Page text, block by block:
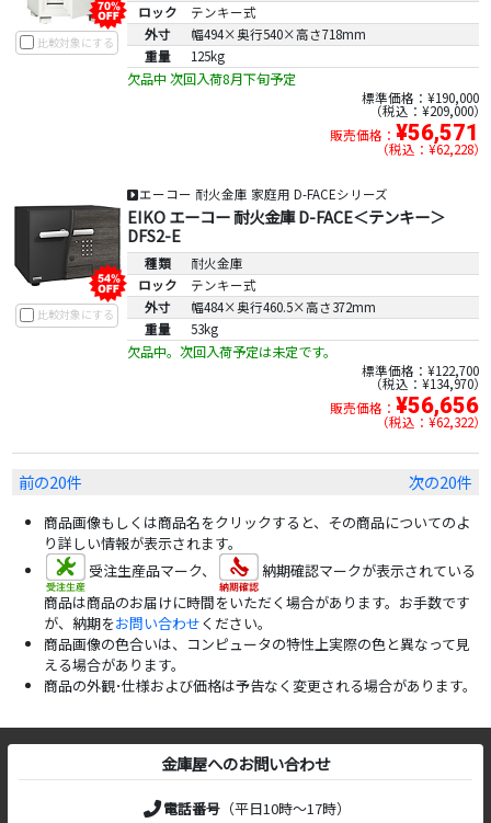
比較対象にする
ロック
テンキー式
外寸
幅494×奥行540×高さ718mm
重量
125kg
欠品中 次回入荷8月下旬予定
標準価格：¥190,000
税込：¥209,000
販売価格： ¥56,571
税込：¥62,228
比較対象にする
エーコー 耐火金庫 家庭用 D-FACEシリーズ
EIKO エーコー 耐火金庫 D-FACE＜テンキー＞
DFS2-E
種類
耐火金庫
ロック
テンキー式
外寸
幅484×奥行460.5×高さ372mm
重量
53kg
欠品中。次回入荷予定は未定です。
標準価格：¥122,700
税込：¥134,970
販売価格： ¥56,656
税込：¥62,322
前の20件 次の20件
商品画像もしくは商品名をクリックすると、その商品についてのよ
り詳しい情報が表示されます。
受注生産品マーク、
納期確認マークが表示されている
商品は商品のお届けに時間をいただく場合があります。お手数です
が、納期をお問い合わせください。
商品画像の色合いは、コンピュータの特性上実際の色と異なって見
える場合があります。
商品の外観･仕様および価格は予告なく変更される場合があります。
金庫屋へのお問い合わせ
電話番号（平日10時～17時）